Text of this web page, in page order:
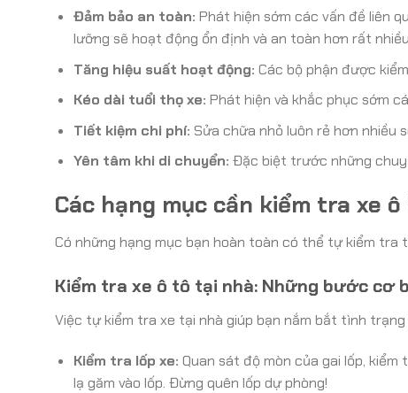
Đảm bảo an toàn: Phát hiện sớm các vấn đề liên
lưỡng sẽ hoạt động ổn định và an toàn hơn rất
Tăng hiệu suất hoạt động: Các bộ phận được
Kéo dài tuổi thọ xe: Phát hiện và khắc phục sớm
Tiết kiệm chi phí: Sửa chữa nhỏ luôn rẻ hơn nhiều
Yên tâm khi di chuyển: Đặc biệt trước những
Các hạng mục cần kiểm tra xe
Có những hạng mục bạn hoàn toàn có thể tự kiểm
Kiểm tra xe ô tô tại nhà: Những bước cơ
Việc tự kiểm tra xe tại nhà giúp bạn nắm bắt tình
Kiểm tra lốp xe: Quan sát độ mòn của gai lốp,
lạ găm vào lốp. Đừng quên lốp dự phòng!